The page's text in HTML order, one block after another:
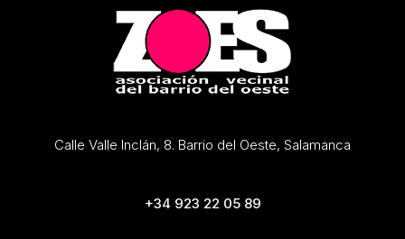
Calle Valle Inclán, 8. Barrio del Oeste, Salamanca
+34 923 22 05 89